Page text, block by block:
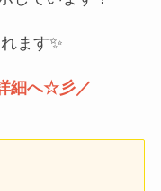
ます✨
細へ☆彡／